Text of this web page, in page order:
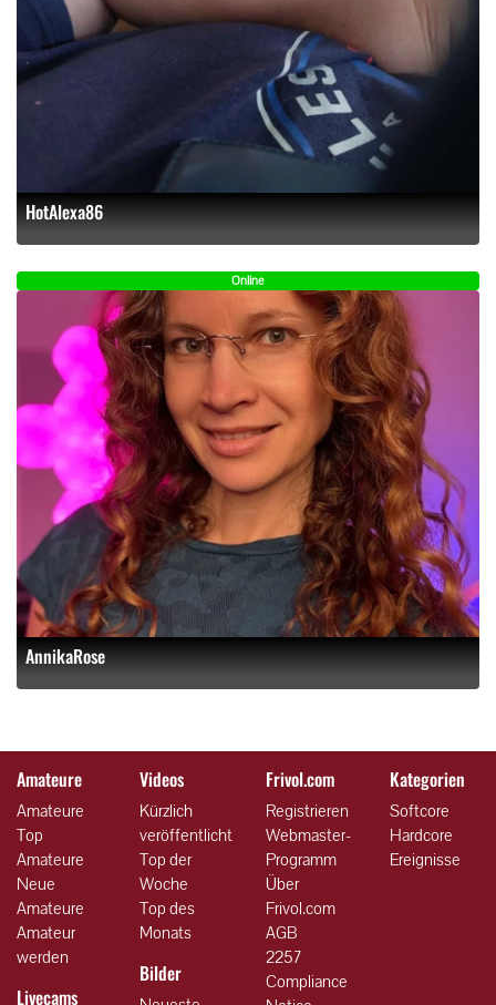
HotAlexa86
Online
AnnikaRose
Amateure
Amateure
Top
Amateure
Neue
Amateure
Amateur
werden
Livecams
Videos
Kürzlich
veröffentlicht
Top der
Woche
Top des
Monats
Bilder
Frivol.com
Registrieren
Webmaster-
Programm
Über
Frivol.com
AGB
2257
Compliance
Kategorien
Softcore
Hardcore
Ereignisse